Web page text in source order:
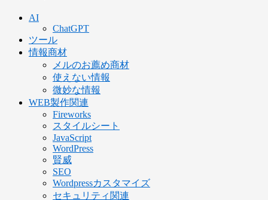
AI
ChatGPT
ツール
情報商材
メルのお薦め商材
使えない情報
微妙な情報
WEB製作関連
Fireworks
スタイルシート
JavaScript
WordPress
賢威
SEO
Wordpressカスタマイズ
セキュリティ関連